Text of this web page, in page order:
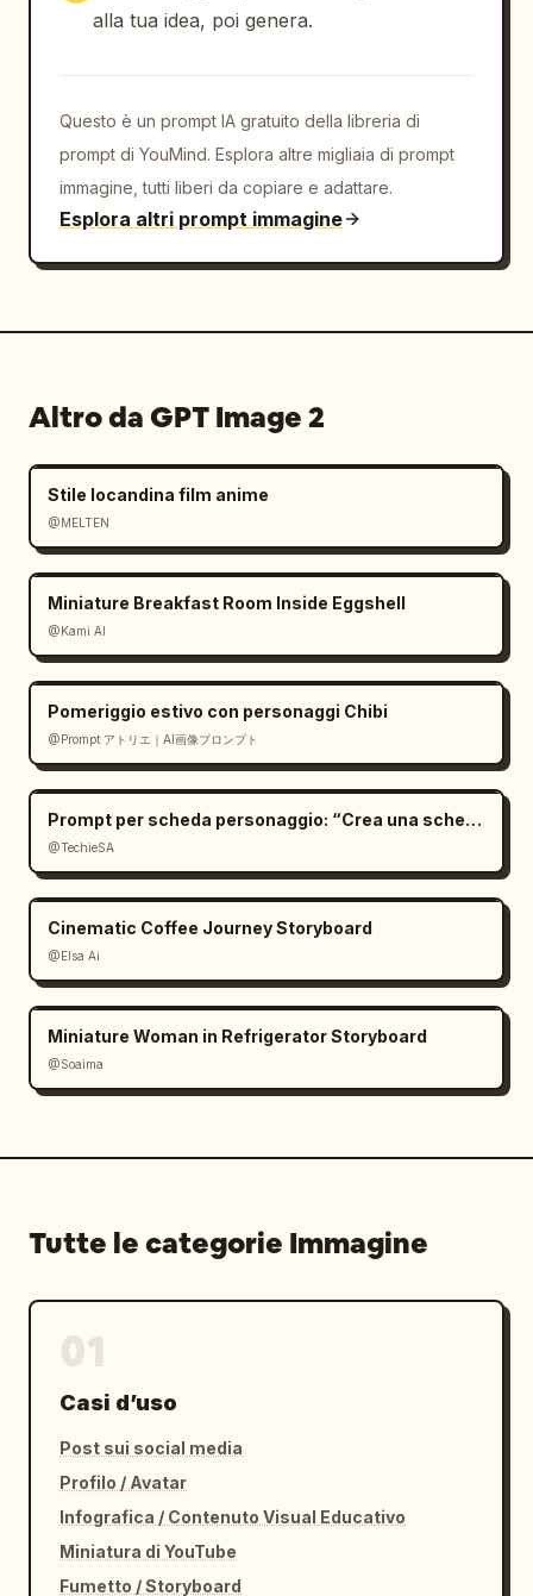
alla tua idea, poi genera.
Questo è un prompt IA gratuito della libreria di
prompt di YouMind. Esplora altre migliaia di prompt
immagine, tutti liberi da copiare e adattare.
Esplora altri prompt immagine
Altro da GPT Image 2
Stile locandina film anime
@MELTEN
Miniature Breakfast Room Inside Eggshell
@Kami AI
Pomeriggio estivo con personaggi Chibi
@Prompt アトリエ｜AI画像プロンプト
Prompt per scheda personaggio: “Crea una scheda
@TechieSA
Cinematic Coffee Journey Storyboard
@Elsa Ai
Miniature Woman in Refrigerator Storyboard
@Soaima
Tutte le categorie Immagine
Casi d’uso
Post sui social media
Profilo / Avatar
Infografica / Contenuto Visual Educativo
Miniatura di YouTube
Fumetto / Storyboard